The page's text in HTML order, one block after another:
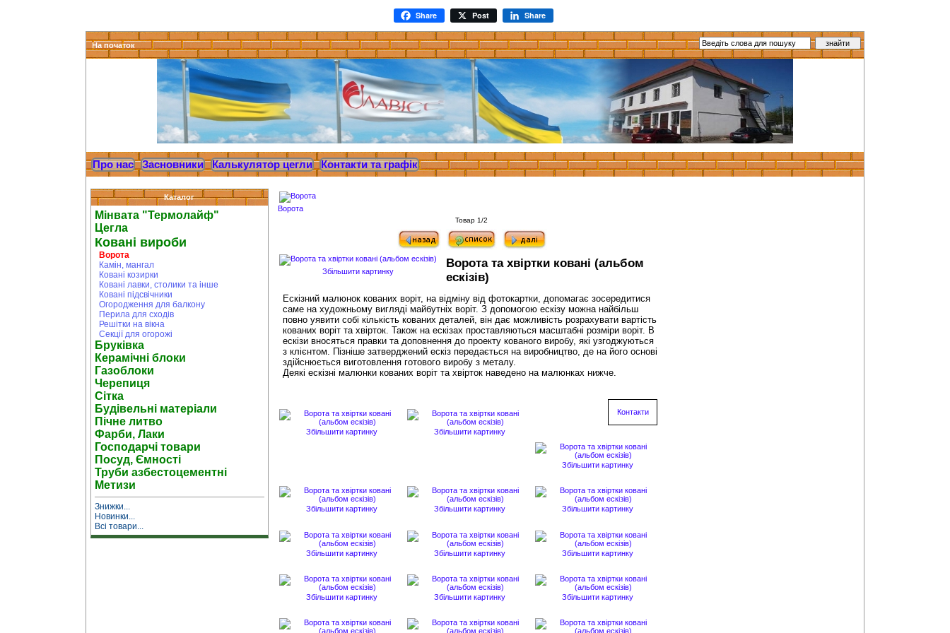
Share Post Share
На початок
Про нас Засновники Калькулятор цегли Контакти та графік
Каталог
Мінвата "Термолайф"
Цегла
Ковані вироби
Ворота
Камін, мангал
Ковані козирки
Ковані лавки, столики та інше
Ковані підсвічники
Огородження для балкону
Перила для сходів
Решітки на вікна
Секції для огорожі
Бруківка
Керамічні блоки
Газоблоки
Черепиця
Сітка
Будівельні матеріали
Пічне литво
Фарби, Лаки
Господарчі товари
Посуд, Ємності
Труби азбестоцементні
Метизи
Знижки...
Новинки...
Всі товари...
Ворота
Товар 1/2
Збільшити картинку
Ворота та хвіртки ковані (альбом
ескізів)
Ескізний малюнок кованих воріт, на відміну від фотокартки, допомагає зосередитися
саме на художньому вигляді майбутніх воріт. З допомогою ескізу можна найбільш
повно уявити собі кількість кованих деталей, він дає можливість розрахувати вартість
кованих воріт та хвірток. Також на ескізах проставляються масштабні розміри воріт. В
ескізи вносяться правки та доповнення до проекту кованого виробу, які узгоджуються
з клієнтом. Пізніше затверджений ескіз передається на виробництво, де на його основі
здійснюється виготовлення готового виробу з металу.
Деякі ескізні малюнки кованих воріт та хвірток наведено на малюнках нижче.
Контакти
Збільшити картинку Збільшити картинку
Збільшити картинку
Збільшити картинку Збільшити картинку Збільшити картинку
Збільшити картинку Збільшити картинку Збільшити картинку
Збільшити картинку Збільшити картинку Збільшити картинку